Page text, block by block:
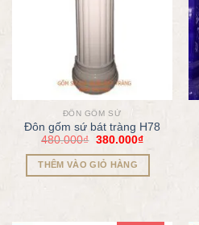
ĐÔN GỐM SỨ
Đôn gốm sứ bát tràng H78
480.000₫ 380.000₫
THÊM VÀO GIỎ HÀNG